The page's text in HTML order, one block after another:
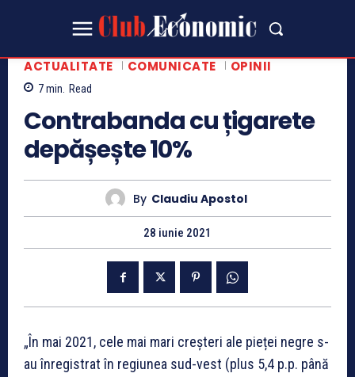
ACTUALITATE COMUNICATE OPINII
7min. Read
Contrabanda cu țigarete
depășește 10%
By Claudiu Apostol
28 iunie 2021
„În mai 2021, cele mai mari creșteri ale pieței negre s-
au înregistrat în regiunea sud-vest (plus 5,4 p.p. până